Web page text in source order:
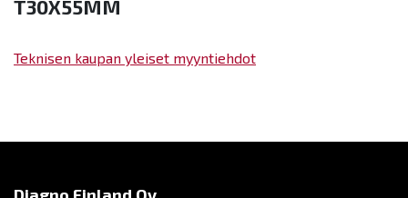
T30X55MM
Teknisen kaupan yleiset myyntiehdot